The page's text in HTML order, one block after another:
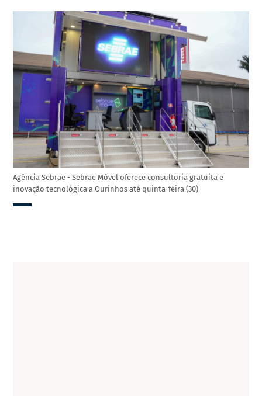
Agência Sebrae - Sebrae Móvel oferece consultoria gratuita e
inovação tecnológica a Ourinhos até quinta-feira (30)